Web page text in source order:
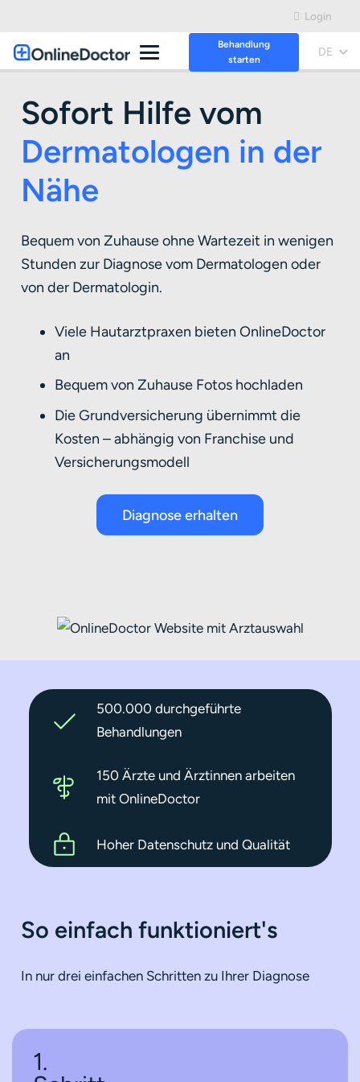
Login
Behandlung
starten
DE
Sofort Hilfe vom
Dermatologen in der
Nähe
Bequem von Zuhause ohne Wartezeit in wenigen
Stunden zur Diagnose vom Dermatologen oder
von der Dermatologin.
Viele Hautarztpraxen bieten OnlineDoctor
an
Bequem von Zuhause Fotos hochladen
Die Grundversicherung übernimmt die
Kosten – abhängig von Franchise und
Versicherungsmodell
Diagnose erhalten
500.000 durchgeführte
Behandlungen
150 Ärzte und Ärztinnen arbeiten
mit OnlineDoctor
Hoher Datenschutz und Qualität
So einfach funktioniert's
In nur drei einfachen Schritten zu Ihrer Diagnose
1.